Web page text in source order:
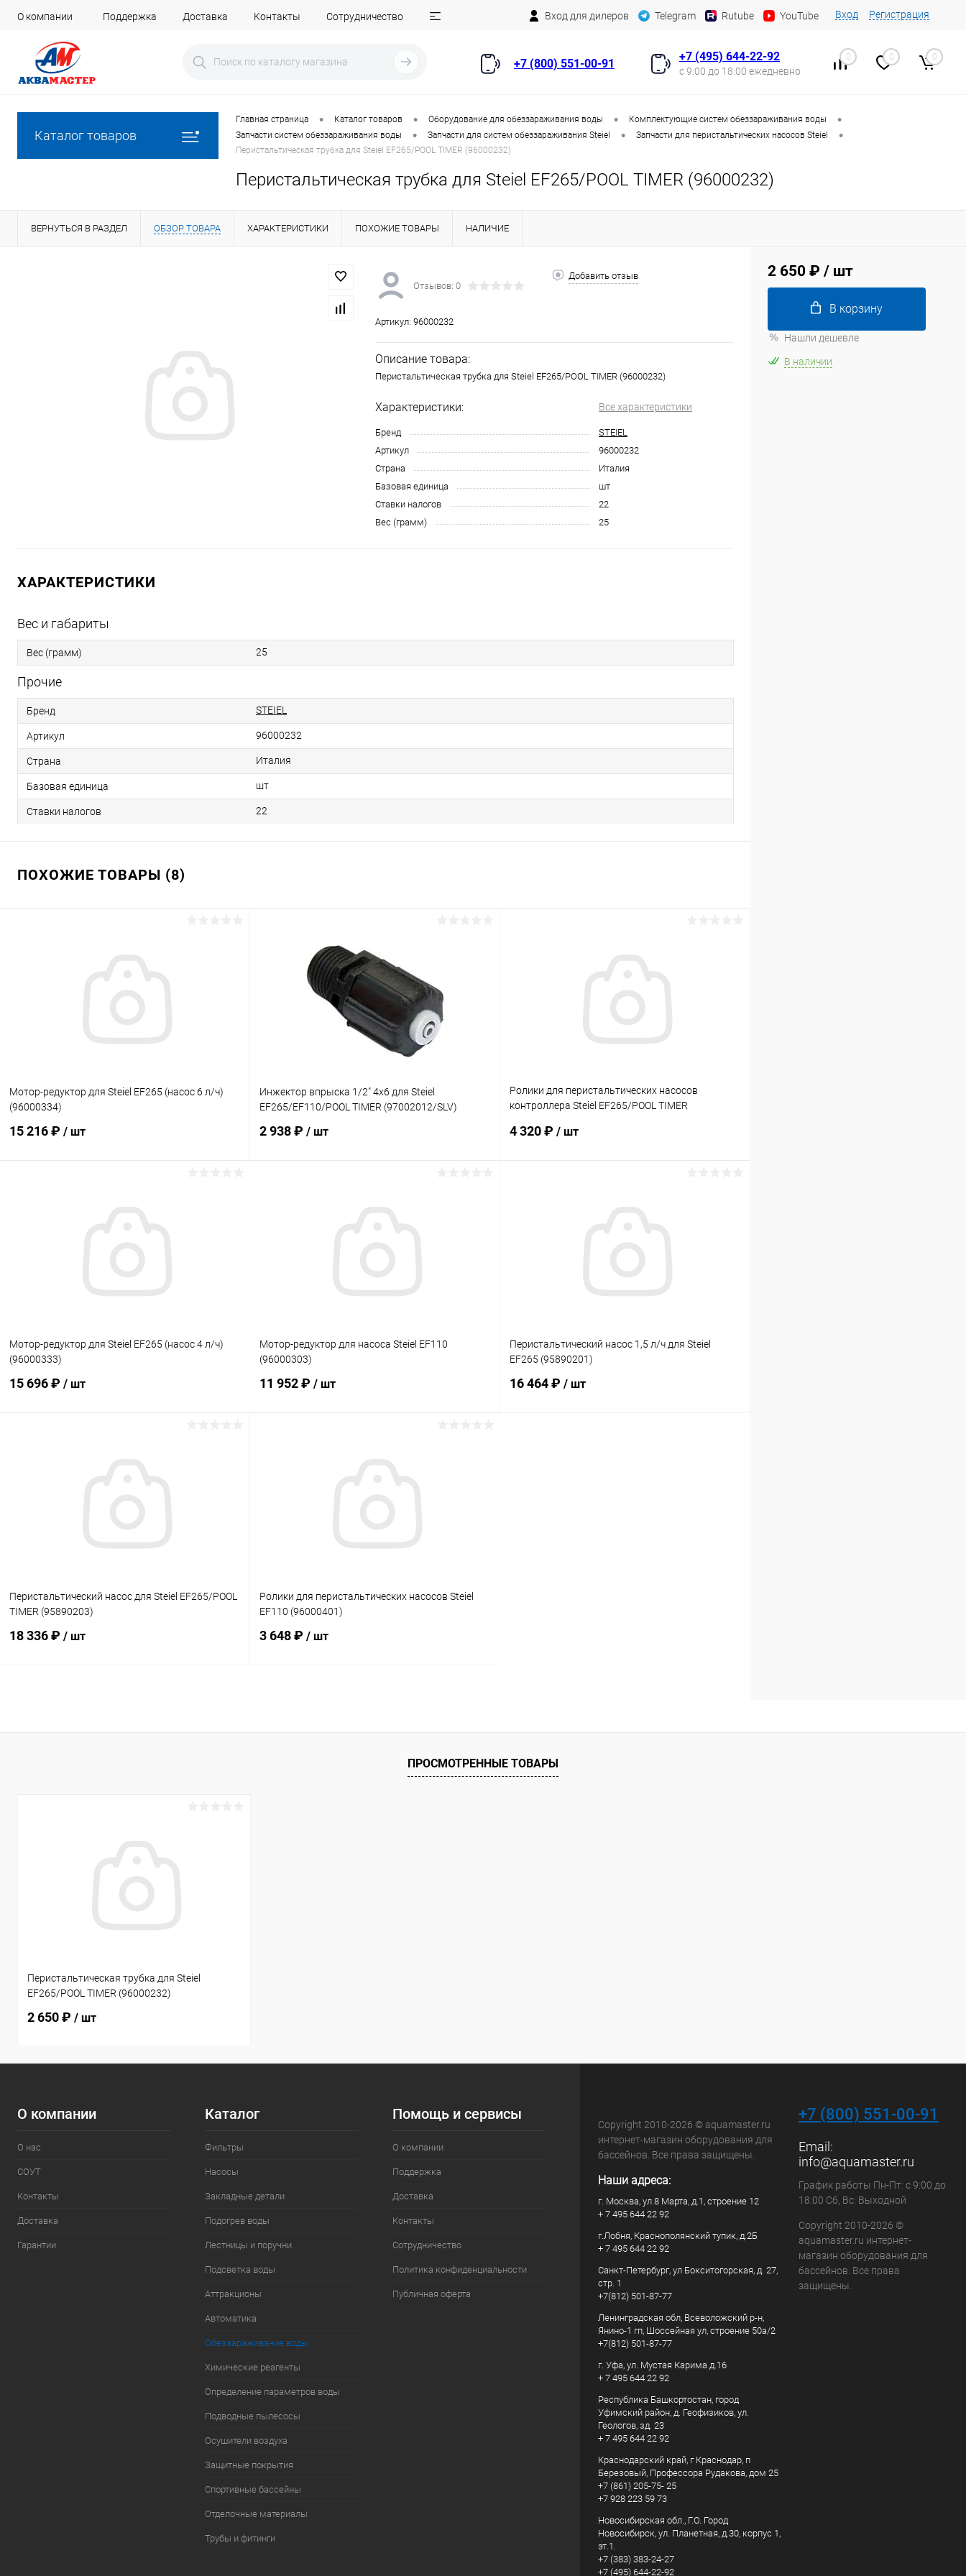
О компании Поддержка Доставка Контакты Сотрудничество Вход для дилеров Telegram Rutube YouTube Вход Регистрация
+7 (800) 551-00-91
+7 (495) 644-22-92
с 9:00 до 18:00 ежедневно
0 0 0
Каталог товаров
Главная страница • Каталог товаров • Оборудование для обеззараживания воды • Комплектующие систем обеззараживания воды •
Запчасти систем обеззараживания воды • Запчасти для систем обеззараживания Steiel • Запчасти для перистальтических насосов Steiel •
Перистальтическая трубка для Steiel EF265/POOL TIMER (96000232)
Перистальтическая трубка для Steiel EF265/POOL TIMER (96000232)
ВЕРНУТЬСЯ В РАЗДЕЛ ОБЗОР ТОВАРА ХАРАКТЕРИСТИКИ ПОХОЖИЕ ТОВАРЫ НАЛИЧИЕ
Отзывов: 0
Добавить отзыв
Артикул: 96000232
Описание товара:
Перистальтическая трубка для Steiel EF265/POOL TIMER (96000232)
Характеристики: Все характеристики
Бренд
STEIEL
Артикул
96000232
Страна
Италия
Базовая единица
шт
Ставки налогов
22
Вес (грамм)
25
ХАРАКТЕРИСТИКИ
Вес и габариты
Вес (грамм) 25
Прочие
Бренд STEIEL
Артикул 96000232
Страна Италия
Базовая единица шт
Ставки налогов 22
ПОХОЖИЕ ТОВАРЫ (8)
Мотор-редуктор для Steiel EF265 (насос 6 л/ч)
(96000334)
15 216 ₽ / шт
Инжектор впрыска 1/2" 4x6 для Steiel
EF265/EF110/POOL TIMER (97002012/SLV)
2 938 ₽ / шт
Ролики для перистальтических насосов
контроллера Steiel EF265/POOL TIMER
4 320 ₽ / шт
Мотор-редуктор для Steiel EF265 (насос 4 л/ч)
(96000333)
15 696 ₽ / шт
Мотор-редуктор для насосa Steiel EF110
(96000303)
11 952 ₽ / шт
Перистальтический насос 1,5 л/ч для Steiel
EF265 (95890201)
16 464 ₽ / шт
Перистальтический насос для Steiel EF265/POOL
TIMER (95890203)
18 336 ₽ / шт
В избранное
Ролики для перистальтических насосов Steiel
EF110 (96000401)
3 648 ₽ / шт
В избранное
В наличии
2 650 ₽ / шт
В корзину
Нашли дешевле
В наличии
ПРОСМОТРЕННЫЕ ТОВАРЫ
Перистальтическая трубка для Steiel
EF265/POOL TIMER (96000232)
2 650 ₽ / шт
О компании
О нас
СОУТ
Контакты
Доставка
Гарантии
Каталог
Фильтры
Насосы
Закладные детали
Подогрев воды
Лестницы и поручни
Подсветка воды
Аттракционы
Автоматика
Обеззараживание воды
Химические реагенты
Определение параметров воды
Подводные пылесосы
Осушители воздуха
Защитные покрытия
Спортивные бассейны
Отделочные материалы
Трубы и фитинги
Помощь и сервисы
О компании
Поддержка
Доставка
Контакты
Сотрудничество
Политика конфиденциальности
Публичная оферта
Copyright 2010-2026 © aquamaster.ru
интернет-магазин оборудования для
бассейнов. Все права защищены.
Наши адреса:
г. Москва, ул.8 Марта, д.1, строение 12
+ 7 495 644 22 92
г.Лобня, Краснополянский тупик, д.2Б
+ 7 495 644 22 92
Санкт-Петербург, ул Бокситогорская, д. 27,
стр. 1
+7(812) 501-87-77
Ленинградская обл, Всеволожский р-н,
Янино-1 гп, Шоссейная ул, строение 50а/2
+7(812) 501-87-77
г. Уфа, ул. Мустая Карима д.16
+ 7 495 644 22 92
Республика Башкортостан, город
Уфимский район, д. Геофизиков, ул.
Геологов, зд. 23
+ 7 495 644 22 92
Краснодарский край, г Краснодар, п
Березовый, Профессора Рудакова, дом 25
+7 (861) 205-75- 25
+7 928 223 59 73
Новосибирская обл., Г.О. Город
Новосибирск, ул. Планетная, д.30, корпус 1,
эт.1.
+7 (383) 383-24-27
+7 (495) 644-22-92
+7 (800) 551-00-91
Email:
info@aquamaster.ru
График работы Пн-Пт: с 9:00 до
18:00 Сб, Вс: Выходной
Copyright 2010-2026 ©
aquamaster.ru интернет-
магазин оборудования для
бассейнов. Все права
защищены.